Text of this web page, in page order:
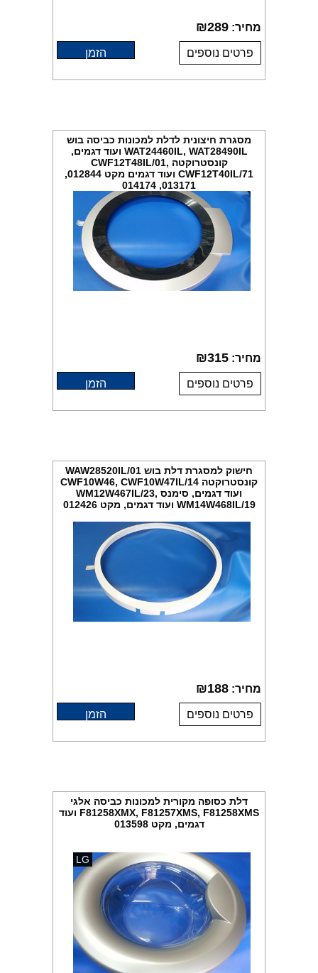
מחיר: ₪289
פרטים נוספים הזמן
מסגרת חיצונית לדלת למכונות כביסה בוש
WAT24460IL, WAT28490IL ועוד דגמים,
קונסטרוקטה CWF12T48IL/01,
CWF12T40IL/71 ועוד דגמים מקט 012844,
013171, 014174
מחיר: ₪315
פרטים נוספים הזמן
חישוק למסגרת דלת בוש WAW28520IL/01
קונסטרוקטה CWF10W46, CWF10W47IL/14
ועוד דגמים, סימנס WM12W467IL/23,
WM14W468IL/19 ועוד דגמים, מקט 012426
מחיר: ₪188
פרטים נוספים הזמן
דלת כסופה מקורית למכונות כביסה אלגי
F81258XMX, F81257XMS, F81258XMS ועוד
דגמים, מקט 013598
LG